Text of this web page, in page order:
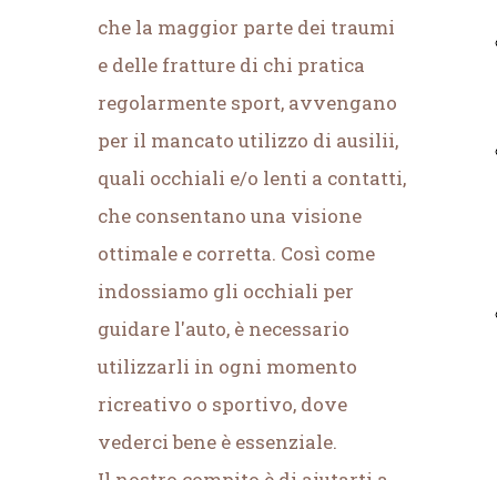
che la maggior parte dei traumi
e delle fratture di chi pratica
regolarmente sport, avvengano
per il mancato utilizzo di ausilii,
quali occhiali e/o lenti a contatti,
che consentano una visione
ottimale e corretta. Così come
indossiamo gli occhiali per
guidare l'auto, è necessario
utilizzarli in ogni momento
ricreativo o sportivo, dove
vederci bene è essenziale.